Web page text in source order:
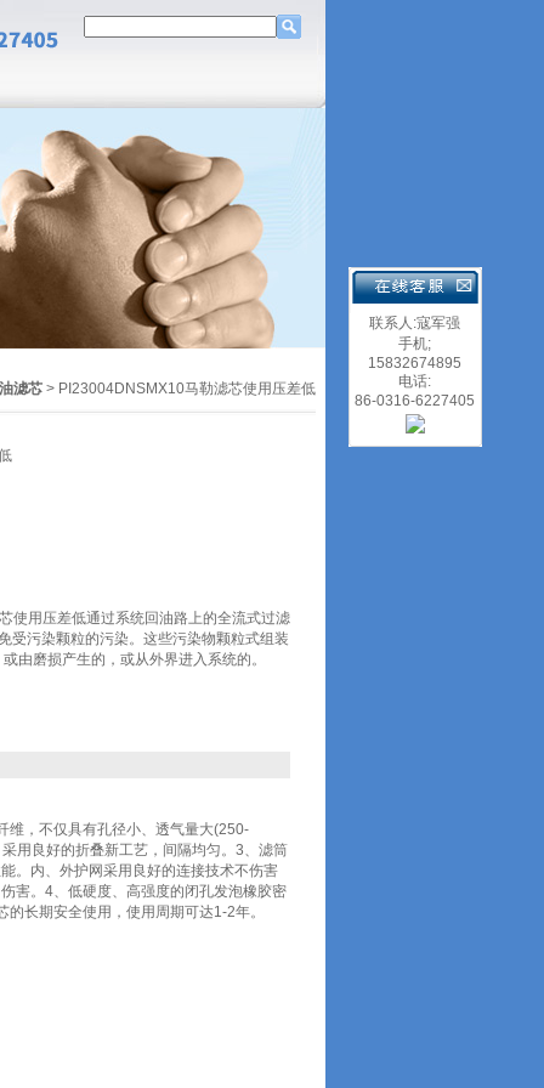
滤芯 > PI23004DNSMX10马勒滤芯使用压差低
使用压差低通过系统回油路上的全流式过滤
受污染颗粒的污染。这些污染物颗粒式组装
由磨损产生的，或从外界进入系统的。
维，不仅具有孔径小、透气量大(250-
用良好的折叠新工艺，间隔均匀。3、滤筒
。内、外护网采用良好的连接技术不伤害
害。4、低硬度、高强度的闭孔发泡橡胶密
长期安全使用，使用周期可达1-2年。
联系人:寇军强
手机;
15832674895
电话:
86-0316-6227405